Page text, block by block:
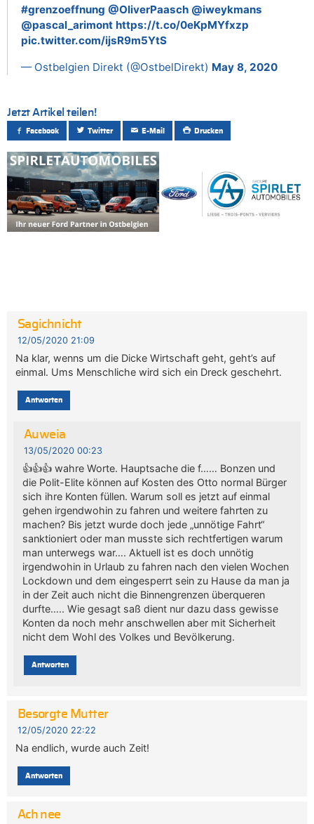
#grenzoeffnung @OliverPaasch @iweykmans
@pascal_arimont https://t.co/0eKpMYfxzp
pic.twitter.com/ijsR9m5YtS
— Ostbelgien Direkt (@OstbelDirekt) May 8, 2020
Jetzt Artikel teilen!
Facebook Twitter E-Mail Drucken
Sagichnicht
12/05/2020 21:09
Na klar, wenns um die Dicke Wirtschaft geht, geht’s auf
einmal. Ums Menschliche wird sich ein Dreck geschehrt.
Antworten
Auweia
13/05/2020 00:23
👍👍👍 wahre Worte. Hauptsache die f…… Bonzen und
die Polit-Elite können auf Kosten des Otto normal Bürger
sich ihre Konten füllen. Warum soll es jetzt auf einmal
gehen irgendwohin zu fahren und weitere fahrten zu
machen? Bis jetzt wurde doch jede „unnötige Fahrt“
sanktioniert oder man musste sich rechtfertigen warum
man unterwegs war…. Aktuell ist es doch unnötig
irgendwohin in Urlaub zu fahren nach den vielen Wochen
Lockdown und dem eingesperrt sein zu Hause da man ja
in der Zeit auch nicht die Binnengrenzen überqueren
durfte….. Wie gesagt saß dient nur dazu dass gewisse
Konten da noch mehr anschwellen aber mit Sicherheit
nicht dem Wohl des Volkes und Bevölkerung.
Antworten
Besorgte Mutter
12/05/2020 22:22
Na endlich, wurde auch Zeit!
Antworten
Ach nee